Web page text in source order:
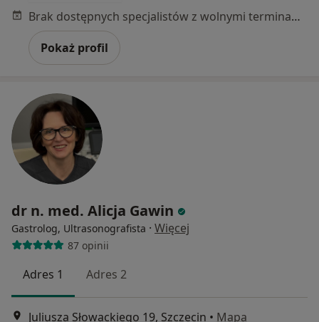
Brak dostępnych specjalistów z wolnymi terminami w tym centrum medycznym.
Pokaż profil
dr n. med. Alicja Gawin
Gastrolog, Ultrasonografista · Więcej
87 opinii
Adres 1 Adres 2
Juliusza Słowackiego 19, Szczecin • Mapa